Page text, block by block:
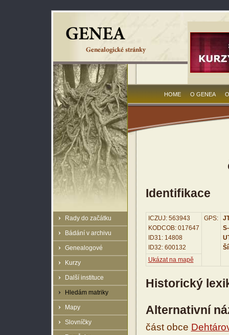
Rady do začátku
Bádání v archivu
Genealogové
Kurzy
Další instituce
Hledám matriky
Mapy
Slovníčky
HOME O GENEA
Identifikace
ICZUJ: 563943
KODCOB: 017647
ID31: 14808
ID32: 600132
GPS:
Ukázat na mapě
Historický
Alternativní
část obce